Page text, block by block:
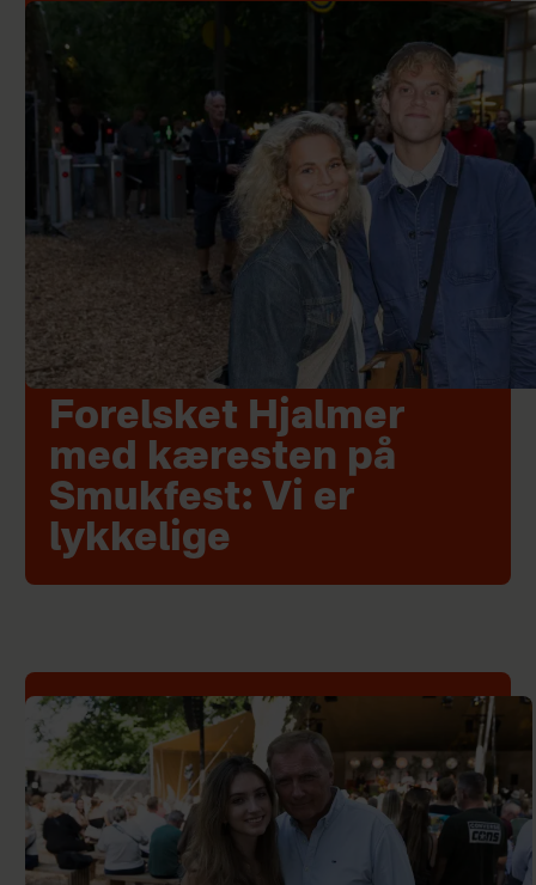
Forelsket Hjalmer
med kæresten på
Smukfest: Vi er
lykkelige